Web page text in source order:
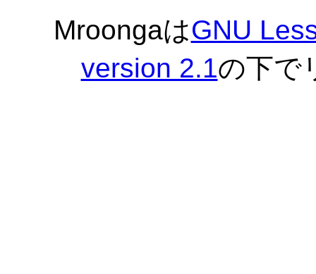
MroongaはGNU
version 2.1の下で